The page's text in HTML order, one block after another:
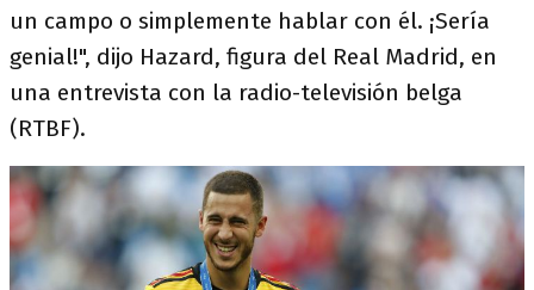
un campo o simplemente hablar con él. ¡Sería
genial!", dijo Hazard, figura del Real Madrid, en
una entrevista con la radio-televisión belga
(RTBF).